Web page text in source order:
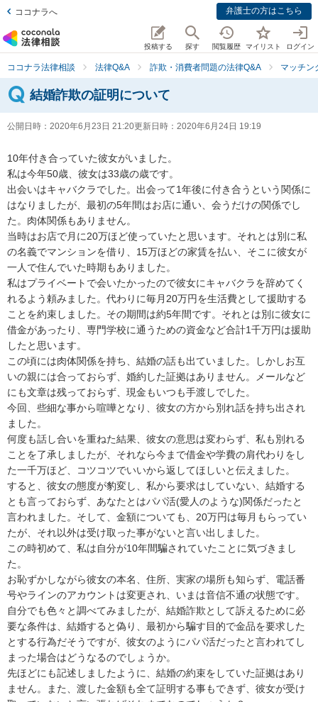
ココナラへ 弁護士の方はこちら
投稿する 探す 閲覧履歴 マイリスト ログイン
ココナラ法律相談 法律Q&A 詐欺・消費者問題の法律Q&A マッチン
結婚詐欺の証明について
公開日時： 2020年6月23日 21:20更新日時： 2020年6月24日 19:19
10年付き合っていた彼女がいました。
私は今年50歳、彼女は33歳の歳です。
出会いはキャバクラでした。出会って1年後に付き合うという関係に
はなりましたが、最初の5年間はお店に通い、会うだけの関係でし
た。肉体関係もありません。
当時はお店で月に20万ほど使っていたと思います。それとは別に私
の名義でマンションを借り、15万ほどの家賃を払い、そこに彼女が
一人で住んでいた時期もありました。
私はプライベートで会いたかったので彼女にキャバクラを辞めてく
れるよう頼みました。代わりに毎月20万円を生活費として援助する
ことを約束しました。その期間は約5年間です。それとは別に彼女に
借金があったり、専門学校に通うための資金など合計1千万円は援助
したと思います。
この頃には肉体関係を持ち、結婚の話も出ていました。しかしお互
いの親には合っておらず、婚約した証拠はありません。メールなど
にも文章は残っておらず、現金もいつも手渡しでした。
今回、些細な事から喧嘩となり、彼女の方から別れ話を持ち出され
ました。
何度も話し合いを重ねた結果、彼女の意思は変わらず、私も別れる
ことを了承しましたが、それなら今まで借金や学費の肩代わりをし
た一千万ほど、コツコツでいいから返してほしいと伝えました。
すると、彼女の態度が豹変し、私から要求はしていない、結婚する
とも言っておらず、あなたとはパパ活(愛人のような)関係だったと
言われました。そして、金額についても、20万円は毎月もらってい
たが、それ以外は受け取った事がないと言い出しました。
この時初めて、私は自分が10年間騙されていたことに気づきまし
た。
お恥ずかしながら彼女の本名、住所、実家の場所も知らず、電話番
号やラインのアカウントは変更され、いまは音信不通の状態です。
自分でも色々と調べてみましたが、結婚詐欺として訴えるために必
要な条件は、結婚すると偽り、最初から騙す目的で金品を要求した
とする行為だそうですが、彼女のようにパパ活だったと言われてし
まった場合はどうなるのでしょうか。
先ほどにも記述しましたように、結婚の約束をしていた証拠はあり
ません。また、渡した金額も全て証明する事もできず、彼女が受け